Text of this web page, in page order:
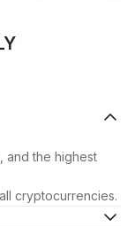
and the highest
cryptocurrencies.